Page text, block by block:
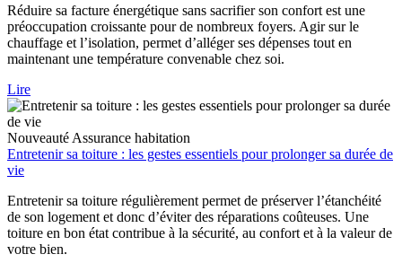
Réduire sa facture énergétique sans sacrifier son confort est une
préoccupation croissante pour de nombreux foyers. Agir sur le
chauffage et l’isolation, permet d’alléger ses dépenses tout en
maintenant une température convenable chez soi.
Lire
Nouveauté Assurance habitation
Entretenir sa toiture : les gestes essentiels pour prolonger sa durée de
vie
Entretenir sa toiture régulièrement permet de préserver l’étanchéité
de son logement et donc d’éviter des réparations coûteuses. Une
toiture en bon état contribue à la sécurité, au confort et à la valeur de
votre bien.